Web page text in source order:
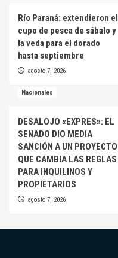
Río Paraná: extendieron el
cupo de pesca de sábalo y
la veda para el dorado
hasta septiembre
agosto 7, 2026
Nacionales
DESALOJO «EXPRES»: EL
SENADO DIO MEDIA
SANCIÓN A UN PROYECTO
QUE CAMBIA LAS REGLAS
PARA INQUILINOS Y
PROPIETARIOS
agosto 7, 2026